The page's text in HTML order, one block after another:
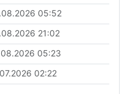
05:52
21:02
05:23
02:22